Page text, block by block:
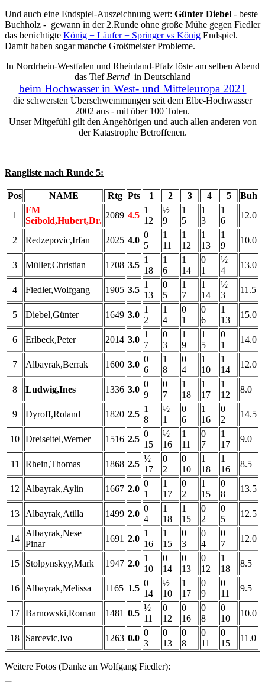
Und auch eine Endspiel-Auszeichnung wert: Günter Diebel - beste
Buchholz - gewann in der 2.Runde ohne große Mühe gegen Fiedler
das berüchtigte König + Läufer + Springer vs König Endspiel.
Damit haben sogar manche Großmeister Probleme.
In Nordrhein-Westfalen und Rheinland-Pfalz löste am selben Abend
das Tief Bernd in Deutschland
beim Hochwasser in West- und Mitteleuropa 2021
die schwersten Überschwemmungen seit dem Elbe-Hochwasser
2002 aus - mit über 100 Toten.
Unser Mitgefühl gilt den Angehörigen und auch allen anderen von
der Katastrophe Betroffenen.
Rangliste nach Runde 5:
Pos NAME Rtg Pts 1 2 3 4 5
Buh
1
FM
Seibold,Hubert,Dr.
2089 4.5
1
12
½
9
1
5
1
3
1
6
12.0
2 Redzepovic,Irfan 2025 4.0
0
5
1
11
1
12
1
13
1
9
10.0
3 Müller,Christian 1708 3.5
1
18
1
6
1
14
0
1
½
4
13.0
4 Fiedler,Wolfgang 1905 3.5
1
13
0
5
1
7
1
14
½
3
11.5
5 Diebel,Günter 1649 3.0
1
2
1
4
0
1
0
6
1
13
15.0
6 Erlbeck,Peter 2014 3.0
1
7
0
3
1
9
1
5
0
1
14.0
7 Albayrak,Berrak 1600 3.0
0
6
1
8
0
4
1
10
1
14
12.0
8 Ludwig,Ines 1336 3.0
0
9
0
7
1
18
1
17
1
12
8.0
9 Dyroff,Roland 1820 2.5
1
8
½
1
0
6
1
16
0
2
14.5
10 Dreiseitel,Werner 1516 2.5
0
15
½
16
1
11
0
7
1
17
9.0
11 Rhein,Thomas 1868 2.5
½
17
0
2
0
10
1
18
1
16
8.5
12 Albayrak,Aylin 1667 2.0
0
1
1
17
0
2
1
15
0
8
13.5
13 Albayrak,Atilla 1499 2.0
0
4
1
18
1
15
0
2
0
5
12.5
14
Albayrak,Nese
Pinar
1691 2.0
1
16
1
15
0
3
0
4
0
7
12.0
15 Stolpynskyy,Mark 1947 2.0
1
10
0
14
0
13
0
12
1
18
8.5
16 Albayrak,Melissa 1165 1.5
0
14
½
10
1
17
0
9
0
11
9.5
17 Barnowski,Roman 1481 0.5
½
11
0
12
0
16
0
8
0
10
10.0
18 Sarcevic,Ivo 1263 0.0
0
3
0
13
0
8
0
11
0
15
11.0
Weitere Fotos (Danke an Wolfgang Fiedler):